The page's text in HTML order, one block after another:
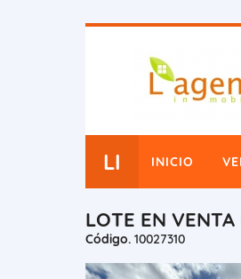
LI INICIO
LOTE EN
Código. 10027310